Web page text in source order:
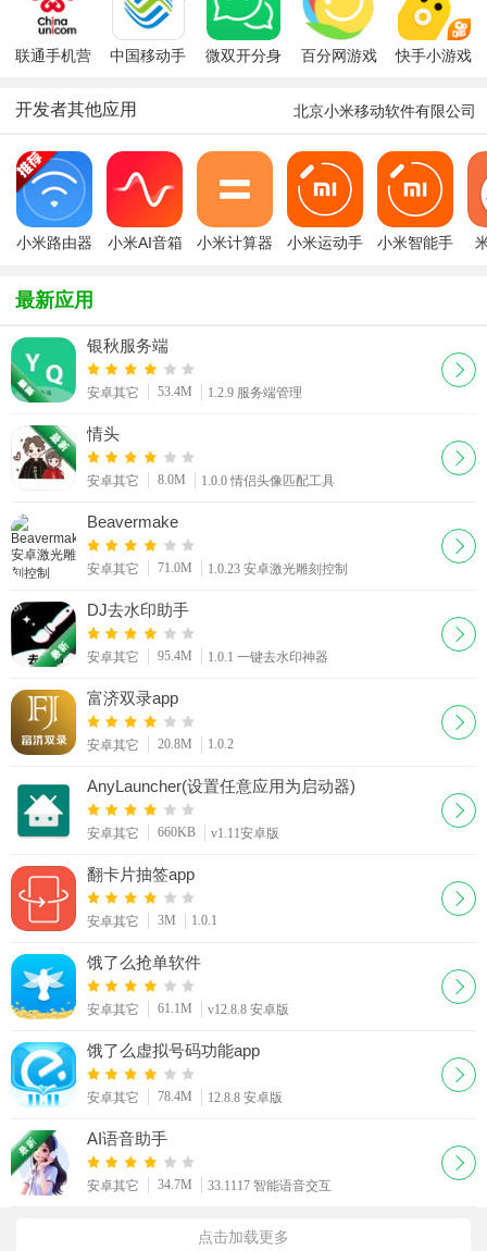
2026最新版
联通手机营
通)
中国移动手
微双开分身
百分网游戏
快手小游戏
开发者其他应用 北京小米移动软件有限公司
小米路由器
机版
小米AI音箱
小米计算器
小米运动手
小米智能手
最新应用
银秋服务端
安卓其它 53.4M 1.2.9 服务端管理
情头
安卓其它 8.0M 1.0.0 情侣头像匹配工具
Beavermake
安卓其它 71.0M 1.0.23 安卓激光雕刻控制
DJ去水印助手
安卓其它 95.4M 1.0.1 一键去水印神器
富济双录app
安卓其它 20.8M 1.0.2
AnyLauncher(设置任意应用为启动器)
安卓其它 660KB v1.11安卓版
翻卡片抽签app
安卓其它 3M 1.0.1
饿了么抢单软件
安卓其它 61.1M v12.8.8 安卓版
饿了么虚拟号码功能app
安卓其它 78.4M 12.8.8 安卓版
AI语音助手
安卓其它 34.7M 33.1117 智能语音交互
点击加载更多